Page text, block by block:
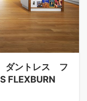
ダントレス フ
FLEXBURN